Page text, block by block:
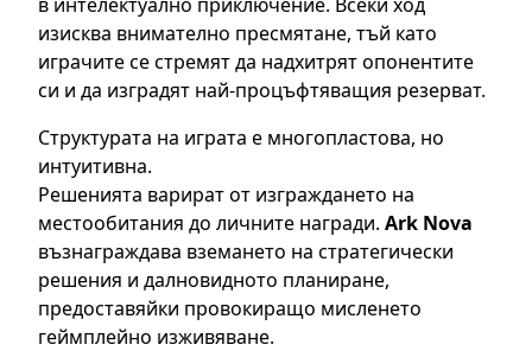
изисква внимателно пресмятане, тъй като
играчите се стремят да надхитрят опонентите
си и да изградят най-процъфтяващия резерват.
Структурата на играта е многопластова, но
интуитивна.
Решенията варират от изграждането на
местообитания до личните награди. Ark Nova
възнаграждава вземането на стратегически
решения и далновидното планиране,
предоставяйки провокиращо мисленето
геймплейно изживяване.